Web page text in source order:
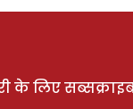
के लिए